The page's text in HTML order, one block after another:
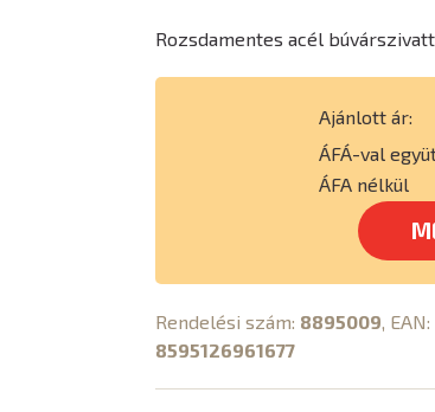
Rozsdamentes acél
Ajánlott ár:
ÁFÁ-val
ÁFA nélkül
Rendelési szám: 8895009, EAN:
8595126961677